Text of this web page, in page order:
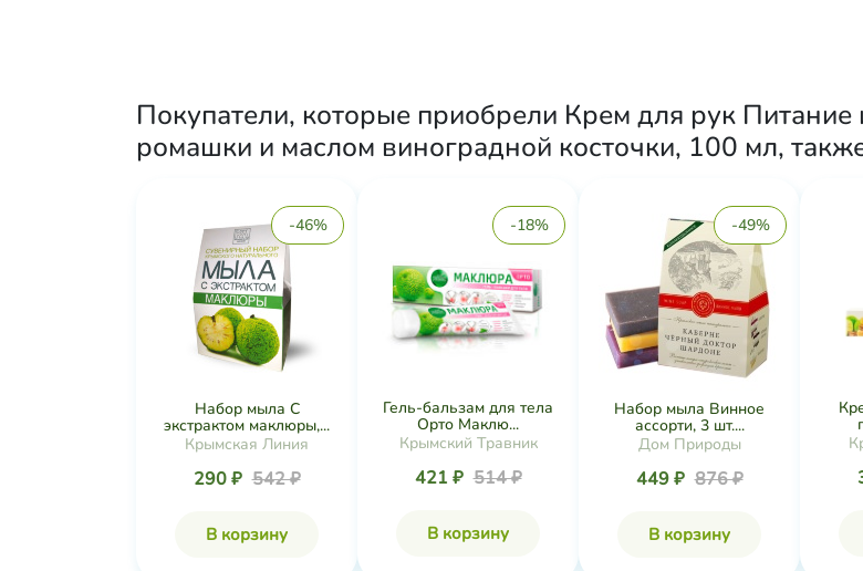
Покупатели, которые приобрели Крем для рук
ромашки и маслом виноградной косточки, 100 мл,
-46%
Набор мыла С
экстрактом маклюры,...
Крымская Линия
290 ₽ 542 ₽
В корзину
-18%
Гель-бальзам для тела
Орто Маклю...
Крымский Травник
421 ₽ 514 ₽
В корзину
-49%
Набор мыла Винное
ассорти, 3 шт....
Дом Природы
449 ₽ 876 ₽
В корзину